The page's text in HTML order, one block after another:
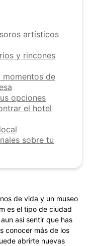
artísticos
y rincones
momentos de
opciones
el hotel
sobre tu
de vida y un museo
es el tipo de ciudad
así sentir que has
conocer más de los
abrirte nuevas